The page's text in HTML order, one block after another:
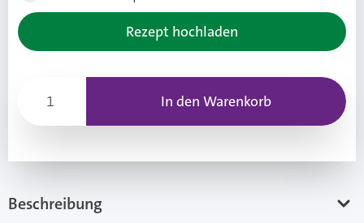
Rezept hochladen
In den Warenkorb
Beschreibung